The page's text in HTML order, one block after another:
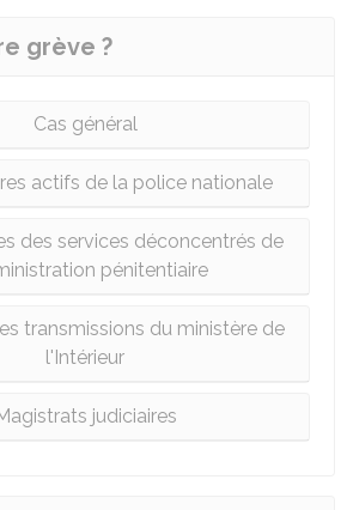
grève ?
Cas général
actifs de la police nationale
des services déconcentrés de
pénitentiaire
transmissions du ministère de
l'Intérieur
judiciaires